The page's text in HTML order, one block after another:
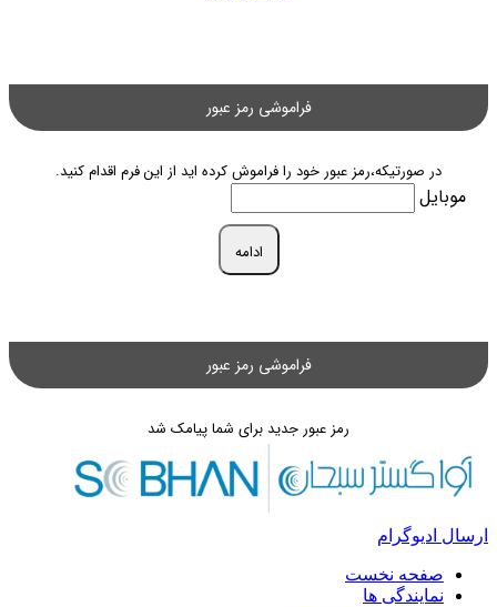
فراموشی رمز عبور
در صورتیکه،رمز عبور خود را فراموش کرده اید از این فرم اقدام کنید.
موبایل
ادامه
فراموشی رمز عبور
رمز عبور جدید برای شما پیامک شد
ارسال ادیوگرام
صفحه نخست
نمایندگی ها